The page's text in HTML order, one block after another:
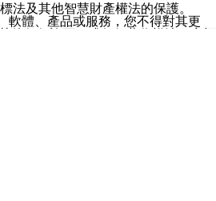
法及其他智慧財產權法的保護。
軟體、產品或服務，您不得對其更